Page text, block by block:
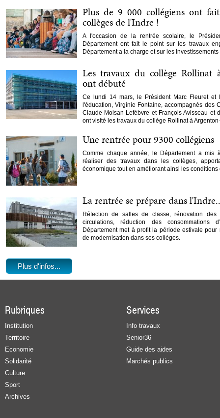
Plus de 9 000 collégiens ont
collèges de l'Indre !
A l'occasion de la rentrée scolaire, le
Département ont fait le point sur les travaux
Département a la charge et sur les
Les travaux du collège Rollinat
ont débuté
Ce lundi 14 mars, le Président Marc Fleuret et
l'éducation, Virginie Fontaine, accompagnés des
Claude Moisan-Lefèbvre et François Avisseau et
ont visité les travaux du collège Rollinat à
Une rentrée pour 9300 collégiens
Comme chaque année, le Département a mis
réaliser des travaux dans les collèges,
économique tout en améliorant ainsi les
La rentrée se prépare dans
Réfection de salles de classe, rénovation
circulations, réduction des consommations
Département met à profit la période estivale
de modernisation dans ses collèges.
Plus d'infos...
Rubriques
Institution
Territoire
Economie
Solidarité
Culture
Sport
Archives
Services
Info travaux
Senior36
Guide des aides
Marchés publics